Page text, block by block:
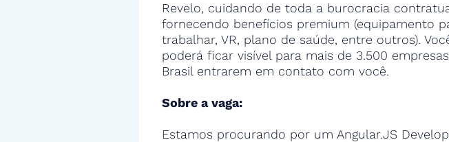
Revelo, cuidando de toda a burocracia
fornecendo benefícios premium (equipamento
trabalhar, VR, plano de saúde, entre outros).
poderá ficar visível para mais de 3.500
Brasil entrarem em contato com você.
Sobre a vaga:
Estamos procurando por um Angular.JS